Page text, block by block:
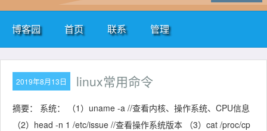
博客园 首页 联系 管理
2019年8月13日 linux常用命令
摘要： 系统： （1）uname -a //查看内核、操作系统、CPU信息
（2）head -n 1 /etc/issue //查看操作系统版本 （3）cat /proc/cp